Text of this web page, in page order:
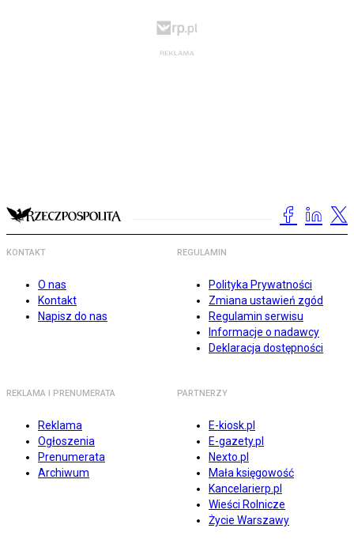
KONTAKT
O nas
Kontakt
Napisz do nas
REGULAMIN
Polityka Prywatności
Zmiana ustawień zgód
Regulamin serwisu
Informacje o nadawcy
Deklaracja dostępności
REKLAMA I PRENUMERATA
Reklama
Ogłoszenia
Prenumerata
Archiwum
PARTNERZY
E-kiosk.pl
E-gazety.pl
Nexto.pl
Mała księgowość
Kancelarierp.pl
Wieści Rolnicze
Życie Warszawy